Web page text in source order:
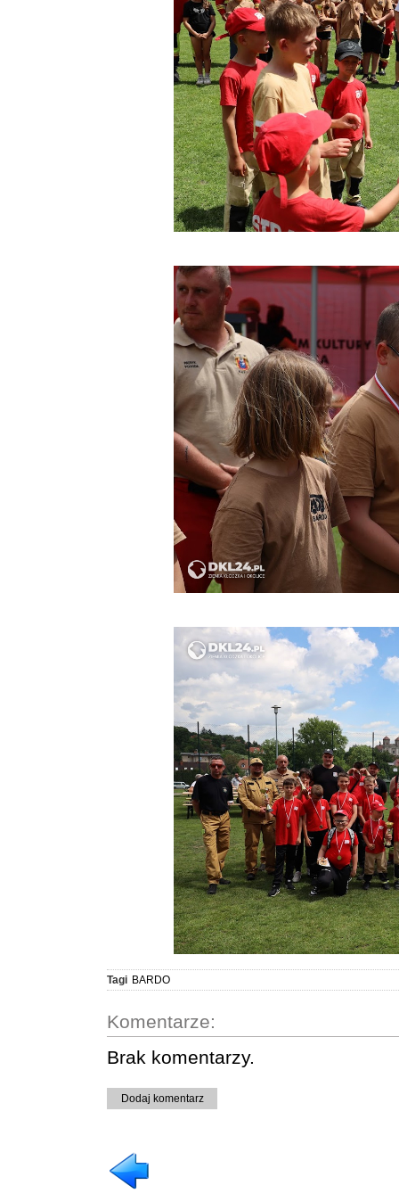
Tagi BARDO
Komentarze:
Brak komentarzy.
Dodaj komentarz